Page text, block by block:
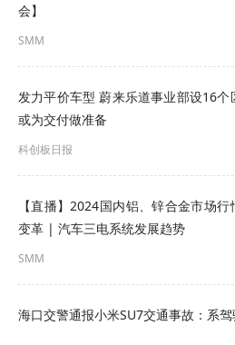
会】
SMM
发力平价车型 蔚来乐道事业部设16
或为交付做准备
科创板日报
【直播】2024国内铝、锌合金市场
变革 | 汽车三电系统发展趋势
SMM
海口交警通报小米SU7交通事故：系